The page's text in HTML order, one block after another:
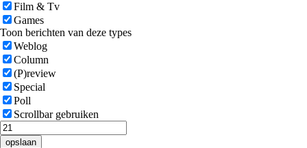
Film & Tv
Games
Toon berichten van deze types
Weblog
Column
(P)review
Special
Poll
Scrollbar gebruiken
opslaan